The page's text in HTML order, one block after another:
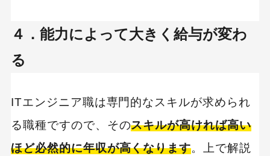
４．能力によって大きく給与が変わ
る
ITエンジニア職は専門的なスキルが求められ
る職種ですので、そのスキルが高ければ高い
ほど必然的に年収が高くなります。上で解説